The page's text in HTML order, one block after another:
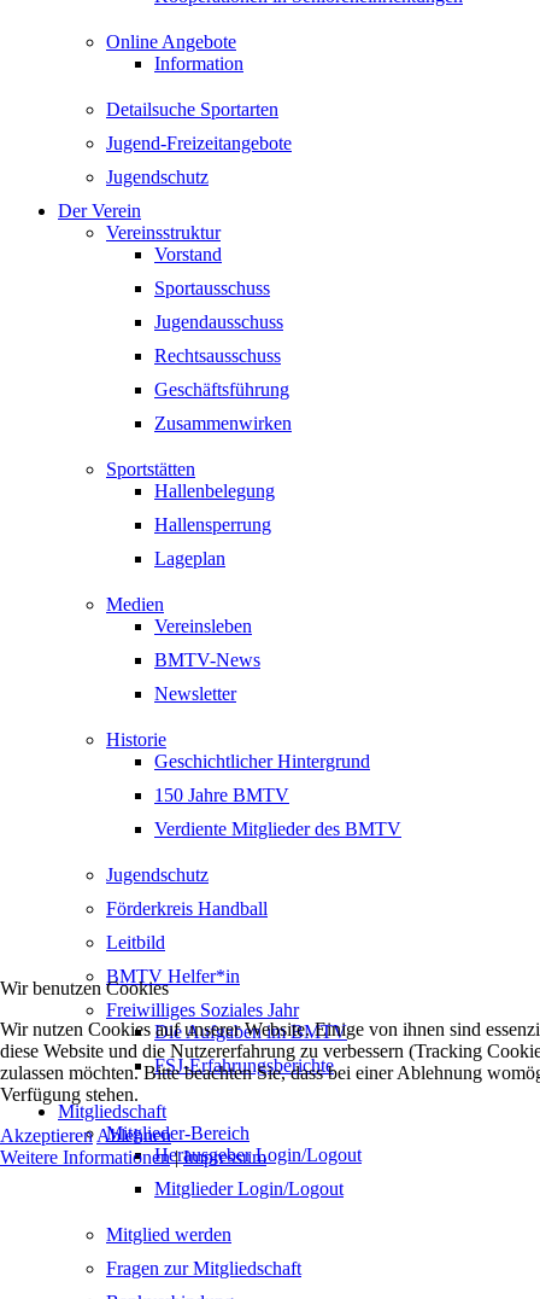
Online Angebote
Information
Detailsuche Sportarten
Jugend-Freizeitangebote
Jugendschutz
Der Verein
Vereinsstruktur
Vorstand
Sportausschuss
Jugendausschuss
Rechtsausschuss
Geschäftsführung
Zusammenwirken
Sportstätten
Hallenbelegung
Hallensperrung
Lageplan
Medien
Vereinsleben
BMTV-News
Newsletter
Historie
Geschichtlicher Hintergrund
150 Jahre BMTV
Verdiente Mitglieder des BMTV
Jugendschutz
Förderkreis Handball
Leitbild
BMTV Helfer*in
Freiwilliges Soziales Jahr
Die Aufgaben im BMTV
FSJ-Erfahrungsberichte
Mitgliedschaft
Mitglieder-Bereich
Herausgeber Login/Logout
Mitglieder Login/Logout
Mitglied werden
Fragen zur Mitgliedschaft
Wir benutzen Cookies
Wir nutzen Cookies auf unserer Website. Einige von ihnen sind
diese Website und die Nutzererfahrung zu verbessern (Tracking
zulassen möchten. Bitte beachten Sie, dass bei einer Ablehnung
Verfügung stehen.
Akzeptieren Ablehnen
Weitere Informationen|Impressum